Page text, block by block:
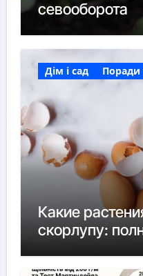
севооборота
Дім і сад Поради
Какие
скорлупу: